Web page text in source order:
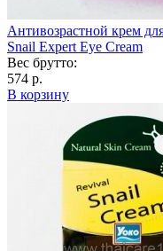
Антивозрастной крем
Snail Expert Eye Cream
Вес брутто:
574 р.
В корзину